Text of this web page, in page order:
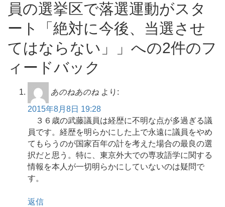
員の選挙区で落選運動がスタ
ート「絶対に今後、当選させ
てはならない」」への2件のフ
ィードバック
あのねあのね より:
2015年8月8日 19:28
３６歳の武藤議員は経歴に不明な点が多過ぎる議
員です。経歴を明らかにした上で永遠に議員をやめ
てもらうのが国家百年の計を考えた場合の最良の選
択だと思う。特に、東京外大での専攻語学に関する
情報を本人が一切明らかにしていないのは疑問で
す。
返信